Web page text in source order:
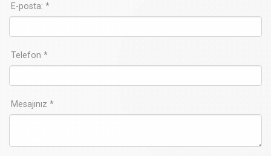
E-posta: *
Telefon *
Mesajınız *